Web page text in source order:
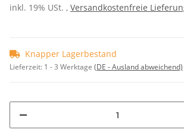
inkl. 19% USt. , Versandkostenfreie
Knapper Lagerbestand
Lieferzeit: 1 - 3 Werktage (DE - Ausland abweichend)